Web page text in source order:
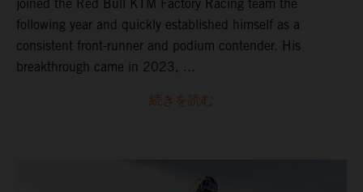
joined the Red Bull KTM Factory Racing team the
following year and quickly established himself as a
consistent front-runner and podium contender. His
breakthrough came in 2023, ...
続きを読む